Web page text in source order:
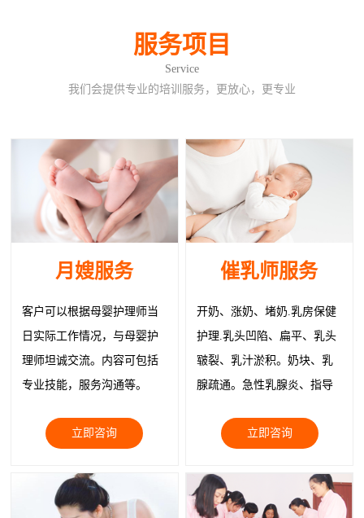
服务项目
Service
我们会提供专业的培训服务，更放心，更专业
月嫂服务
客户可以根据母婴护理师当
日实际工作情况，与母婴护
理师坦诚交流。内容可包括
专业技能，服务沟通等。
立即咨询
催乳师服务
开奶、涨奶、堵奶.乳房保健
护理.乳头凹陷、扁平、乳头
皲裂、乳汁淤积。奶块、乳
腺疏通。急性乳腺炎、指导
腺缓解症状、追奶；乳房韧
立即咨询